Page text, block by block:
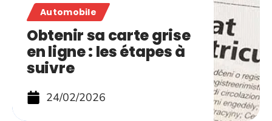
Automobile
Obtenir sa carte grise
en ligne : les étapes à
suivre
24/02/2026